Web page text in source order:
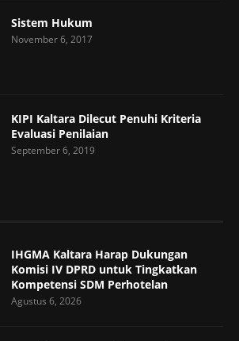
Sistem Hukum
November 6, 2017
KIPI Kaltara Dilecut Penuhi Kriteria
Evaluasi Penilaian
September 6, 2019
IHGMA Kaltara Harap Dukungan
Komisi IV DPRD untuk Tingkatkan
Kompetensi SDM Perhotelan
Agustus 6, 2026